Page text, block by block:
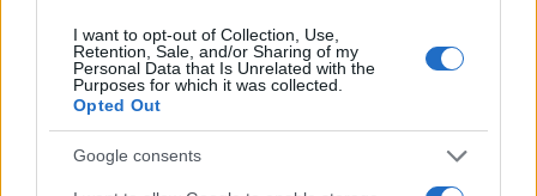
I want to opt-out of Collection, Use,
Retention, Sale, and/or Sharing of my
Personal Data that Is Unrelated with the
Purposes for which it was collected.
Opted Out
Google consents
Continua a leggere